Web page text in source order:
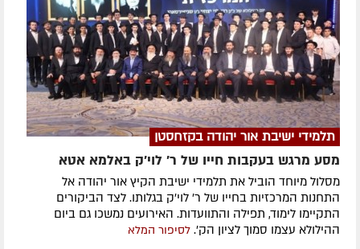
תלמידי ישיבת אור יהודה בקזחסטן
מסע מרגש בעקבות חייו של ר' לוי'ק באלמא אטא
מסלול מיוחד הוביל את תלמידי ישיבת הקיץ אור יהודה אל
התחנות המרכזיות בחייו של ר' לוי'ק בגלותו. לצד הביקורים
התקיימו לימוד, תפילה והתוועדות. האירועים נמשכו גם ביום
ההילולא עצמו סמוך לציון הק'. לסיפור המלא